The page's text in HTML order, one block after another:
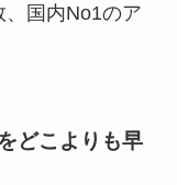
、国内No1のア
どこよりも早